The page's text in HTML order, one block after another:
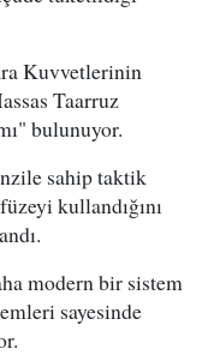
Kuvvetlerinin
Taarruz
bulunuyor.
sahip taktik
kullandığını
modern bir sistem
sayesinde